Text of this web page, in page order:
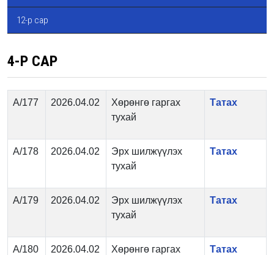
12-р сар
4-Р САР
А/177 2026.04.02
Хөрөнгө гаргах
тухай
Татах
А/178 2026.04.02
Эрх шилжүүлэх
тухай
Татах
А/179 2026.04.02
Эрх шилжүүлэх
тухай
Татах
А/180 2026.04.02
Хөрөнгө гаргах
Татах